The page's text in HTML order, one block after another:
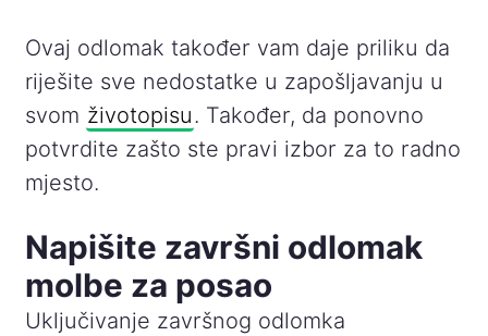
Ovaj odlomak također vam daje priliku da
riješite sve nedostatke u zapošljavanju u
svom životopisu. Također, da ponovno
potvrdite zašto ste pravi izbor za to radno
mjesto.
Napišite završni odlomak
molbe za posao
Uključivanje završnog odlomka